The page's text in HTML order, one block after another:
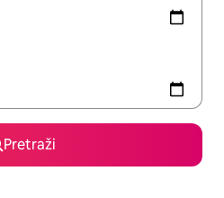
Pretraži